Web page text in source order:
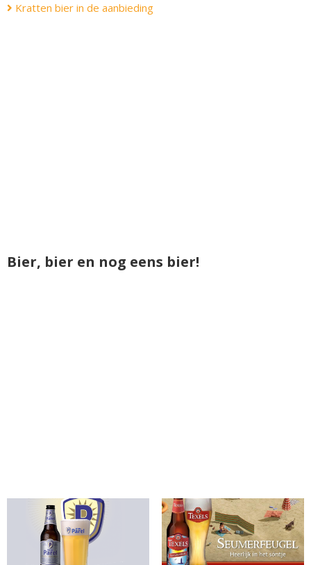
Kratten bier in de aanbieding
Bier, bier en nog eens bier!